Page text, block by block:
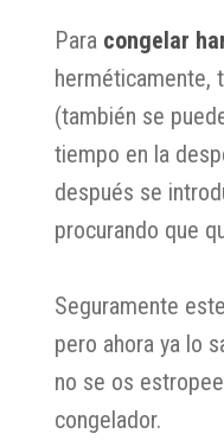
Para congelar
herméticamente,
(también se
tiempo en la
después se
procurando que
Seguramente
pero ahora ya lo
no se os
congelador.